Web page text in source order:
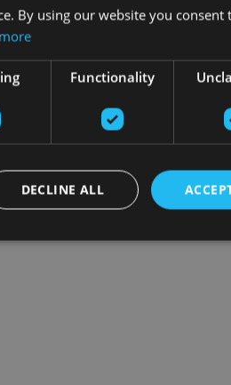
By using our website you consent
Functionality
DECLINE ALL